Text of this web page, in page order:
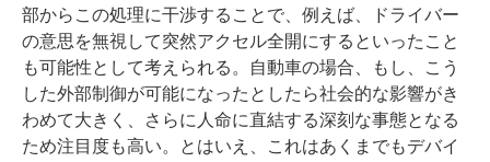
部からこの処理に干渉することで、例えば、ドライバー
の意思を無視して突然アクセル全開にするといったこと
も可能性として考えられる。自動車の場合、もし、こう
した外部制御が可能になったとしたら社会的な影響がき
わめて大きく、さらに人命に直結する深刻な事態となる
ため注目度も高い。とはいえ、これはあくまでもデバイ